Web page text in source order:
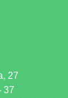
27
37